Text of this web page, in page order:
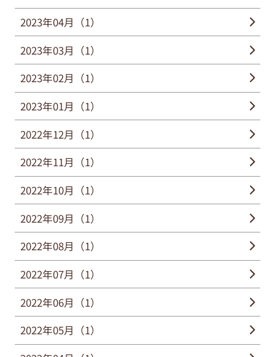
2023年04月（1）
2023年03月（1）
2023年02月（1）
2023年01月（1）
2022年12月（1）
2022年11月（1）
2022年10月（1）
2022年09月（1）
2022年08月（1）
2022年07月（1）
2022年06月（1）
2022年05月（1）